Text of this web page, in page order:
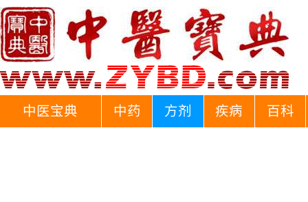
中医宝典 中药 方剂 疾病 百科